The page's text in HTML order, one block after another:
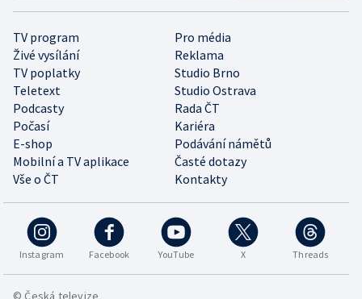
TV program
Pro média
Živé vysílání
Reklama
TV poplatky
Studio Brno
Teletext
Studio Ostrava
Podcasty
Rada ČT
Počasí
Kariéra
E-shop
Podávání námětů
Mobilní a TV aplikace
Časté dotazy
Vše o ČT
Kontakty
Instagram Facebook YouTube X Threads
© Česká televize